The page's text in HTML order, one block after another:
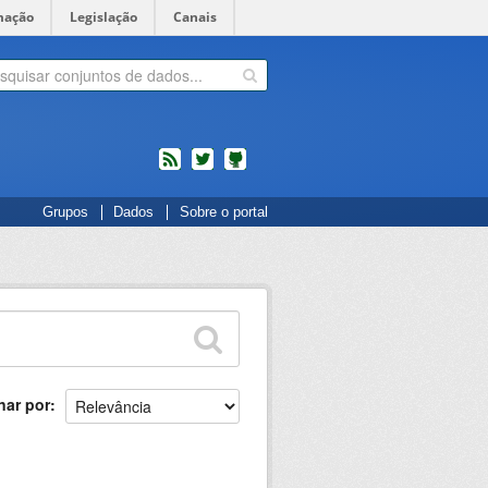
Legislação Canais
feed twitterCódigos
fonte
do
dados.gov.br
Grupos Dados Sobre o portal
por